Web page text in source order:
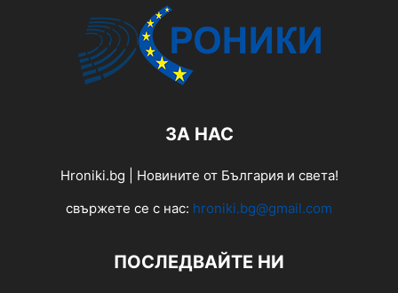
ЗА НАС
Hroniki.bg | Новините от България и света!
свържете се с нас: hroniki.bg@gmail.com
ПОСЛЕДВАЙТЕ НИ